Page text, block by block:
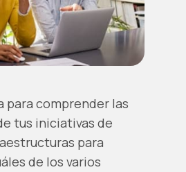
para comprender las
tus iniciativas de
para
de los varios